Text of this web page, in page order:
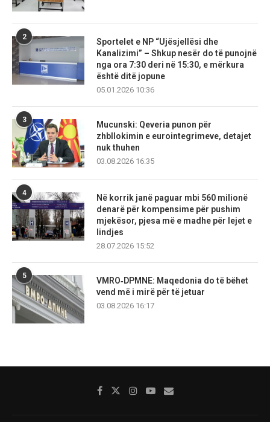
2
Sportelet e NP “Ujësjellësi dhe
Kanalizimi” – Shkup nesër do të punojnë
nga ora 7:30 deri në 15:30, e mërkura
është ditë jopune
05.01.2026 10:36
3
Mucunski: Qeveria punon për
zhbllokimin e eurointegrimeve, detajet
nuk thuhen
03.08.2026 16:35
4
Në korrik janë paguar mbi 560 milionë
denarë për kompensime për pushim
mjekësor, pjesa më e madhe për lejet e
lindjes
28.07.2026 15:52
5
VMRO‑DPMNE: Maqedonia do të bëhet
vend më i mirë për të jetuar
03.08.2026 16:17